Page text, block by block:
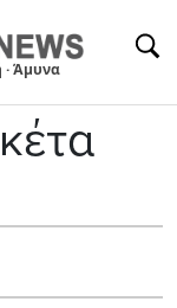
· Άμυνα